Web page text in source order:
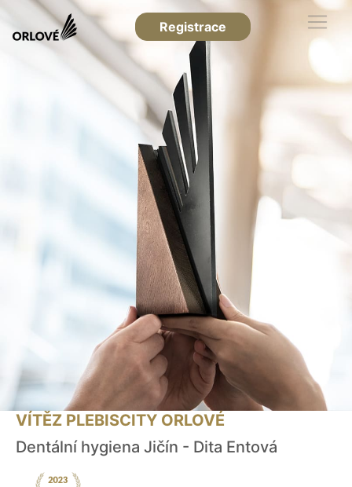
Registrace
VÍTĚZ PLEBISCITY ORLOVÉ
Dentální hygiena Jičín - Dita Entová